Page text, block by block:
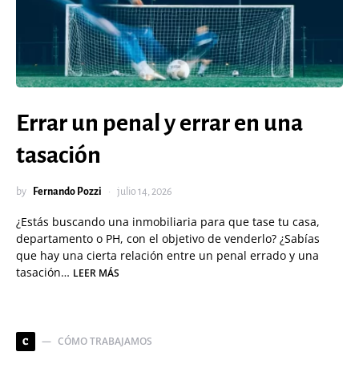
Errar un penal y errar en una
tasación
by Fernando Pozzi julio 14, 2026
¿Estás buscando una inmobiliaria para que tase tu casa,
departamento o PH, con el objetivo de venderlo? ¿Sabías
que hay una cierta relación entre un penal errado y una
tasación… LEER MÁS
C CÓMO TRABAJAMOS